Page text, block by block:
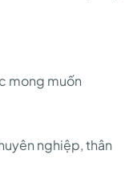
mong muốn
nghiệp, thân